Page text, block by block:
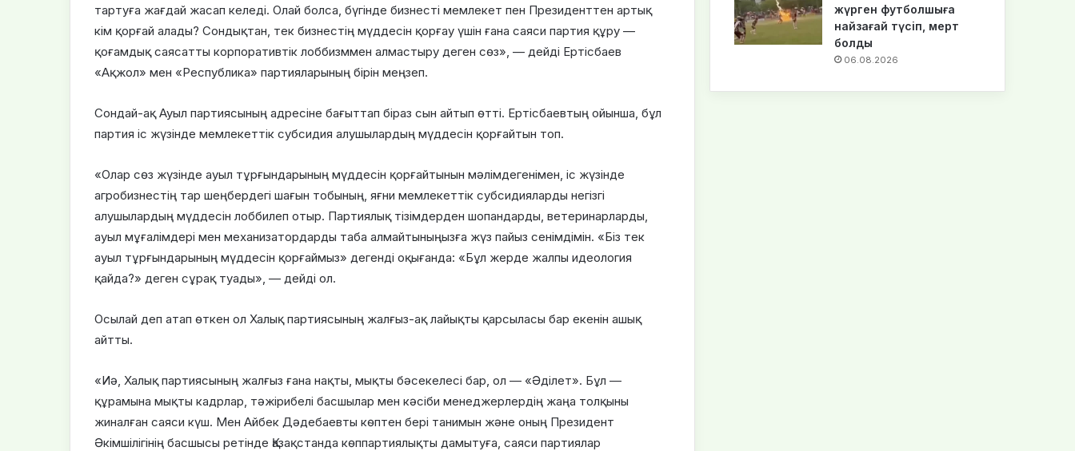
тартуға жағдай жасап келеді. Олай болса, бүгінде бизнесті мемлекет пен Президенттен артық
кім қорғай алады? Сондықтан, тек бизнестің мүддесін қорғау үшін ғана саяси партия құру —
қоғамдық саясатты корпоративтік лоббизммен алмастыру деген сөз», — дейді Ертісбаев
«Ақжол» мен «Республика» партияларының бірін меңзеп.
Сондай-ақ Ауыл партиясының адресіне бағыттап біраз сын айтып өтті. Ертісбаевтың ойынша, бұл
партия іс жүзінде мемлекеттік субсидия алушылардың мүддесін қорғайтын топ.
«Олар сөз жүзінде ауыл тұрғындарының мүддесін қорғайтынын мәлімдегенімен, іс жүзінде
агробизнестің тар шеңбердегі шағын тобының, яғни мемлекеттік субсидияларды негізгі
алушылардың мүддесін лоббилеп отыр. Партиялық тізімдерден шопандарды, ветеринарларды,
ауыл мұғалімдері мен механизатордарды таба алмайтыныңызға жүз пайыз сенімдімін. «Біз тек
ауыл тұрғындарының мүддесін қорғаймыз» дегенді оқығанда: «Бұл жерде жалпы идеология
қайда?» деген сұрақ туады», — дейді ол.
Осылай деп атап өткен ол Халық партиясының жалғыз-ақ лайықты қарсыласы бар екенін ашық
айтты.
«Иә, Халық партиясының жалғыз ғана нақты, мықты бәсекелесі бар, ол — «Әділет». Бұл —
құрамына мықты кадрлар, тәжірибелі басшылар мен кәсіби менеджерлердің жаңа толқыны
жиналған саяси күш. Мен Айбек Дәдебаевты көптен бері танимын және оның Президент
Әкімшілігінің басшысы ретінде Қазақстанда көппартиялықты дамытуға, саяси партиялар
жүрген футболшыға
найзағай түсіп, мерт
болды
06.08.2026